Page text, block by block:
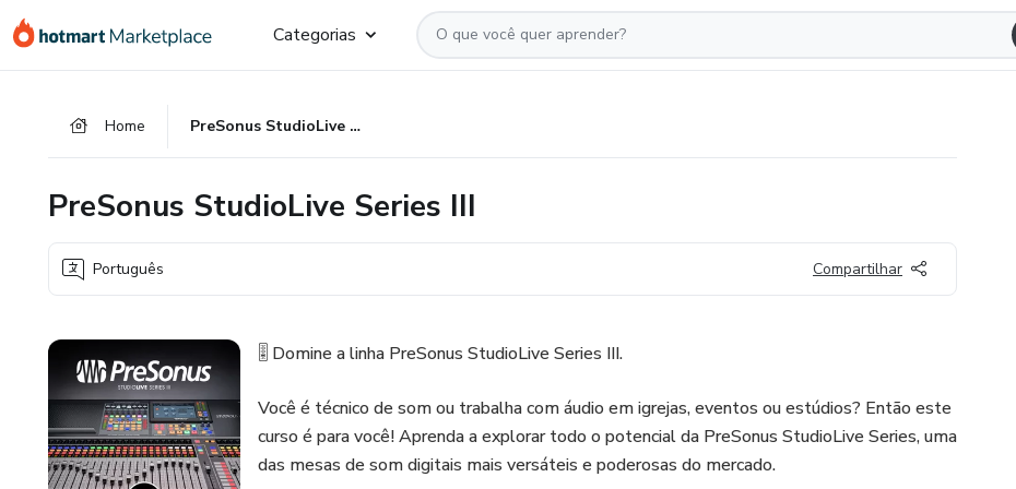
para
para
para
Categorias
Home PreSonus StudioLive Series III
PreSonus StudioLive Series III
Português Compartilhar
🎚️ Domine a linha PreSonus StudioLive Series III.
Você é técnico de som ou trabalha com áudio em igrejas, eventos ou estúdios? Então este
curso é para você! Aprenda a explorar todo o potencial da PreSonus StudioLive Series, uma
das mesas de som digitais mais versáteis e poderosas do mercado.